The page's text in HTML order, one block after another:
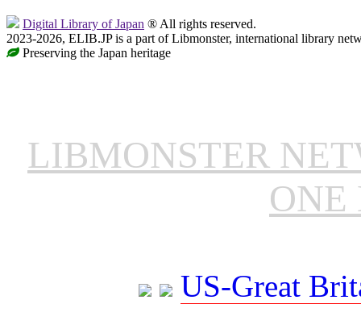
Digital Library of Japan ® All rights reserved.
2023-2026, ELIB.JP is a part of Libmonster, international library
Preserving the Japan heritage
LIBMONSTER
ONE
US-Great